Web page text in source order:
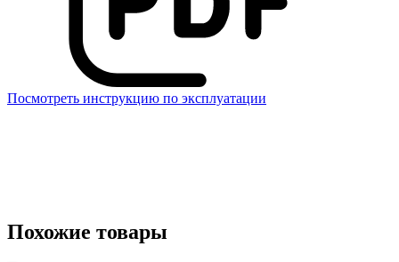
Посмотреть инструкцию по эксплуатации
Похожие товары